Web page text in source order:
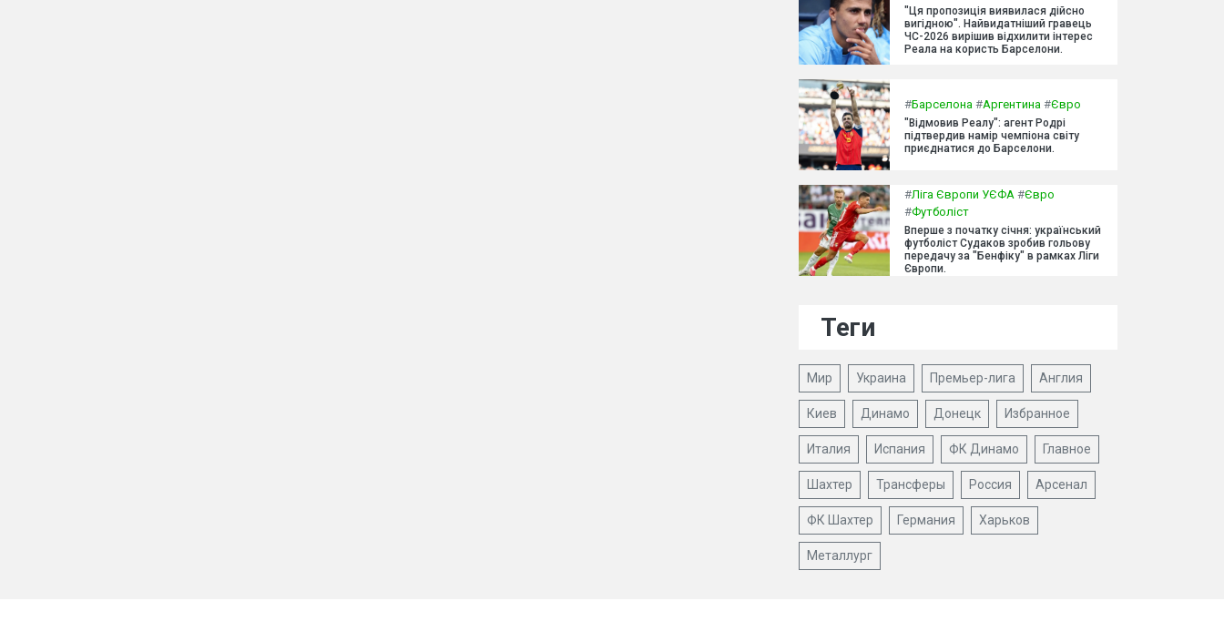
"Ця пропозиція виявилася дійсно
вигідною". Найвидатніший гравець
ЧС-2026 вирішив відхилити інтерес
Реала на користь Барселони.
#Барселона #Аргентина #Євро
"Відмовив Реалу": агент Родрі
підтвердив намір чемпіона світу
приєднатися до Барселони.
#Ліга Європи УЄФА #Євро
#Футболіст
Вперше з початку січня: український
футболіст Судаков зробив гольову
передачу за "Бенфіку" в рамках Ліги
Європи.
Теги
Мир Украина Премьер-лига Англия
Киев Динамо Донецк Избранное
Италия Испания ФК Динамо Главное
Шахтер Трансферы Россия Арсенал
ФК Шахтер Германия Харьков
Металлург